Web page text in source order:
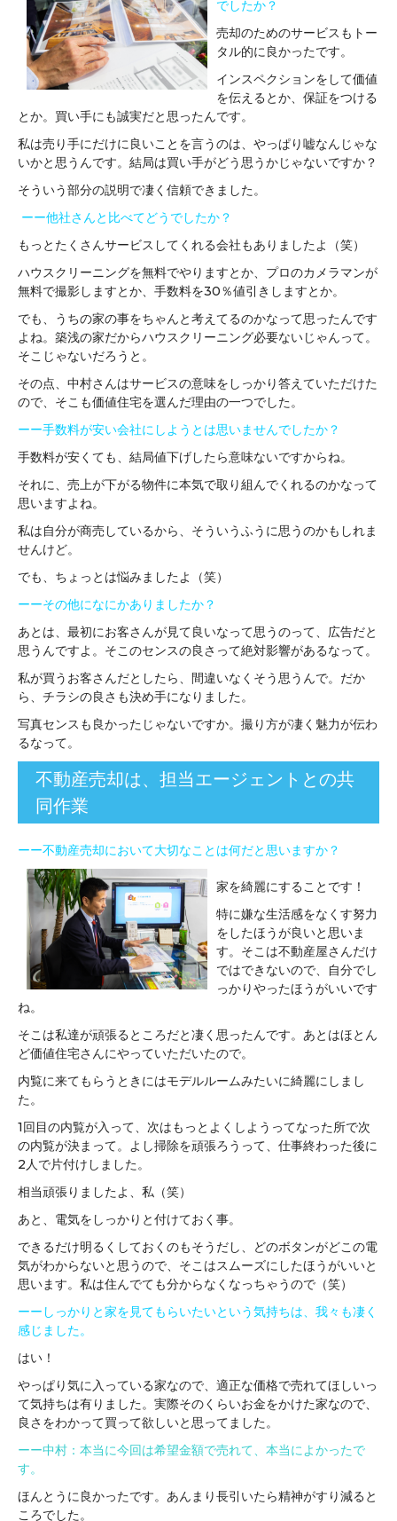
でしたか？
売却のためのサービスもトー
タル的に良かったです。
インスペクションをして価値
を伝えるとか、保証をつける
とか。買い手にも誠実だと思ったんです。
私は売り手にだけに良いことを言うのは、やっぱり嘘なんじゃな
いかと思うんです。結局は買い手がどう思うかじゃないですか？
そういう部分の説明で凄く信頼できました。
ーー他社さんと比べてどうでしたか？
もっとたくさんサービスしてくれる会社もありましたよ（笑）
ハウスクリーニングを無料でやりますとか、プロのカメラマンが
無料で撮影しますとか、手数料を30％値引きしますとか。
でも、うちの家の事をちゃんと考えてるのかなって思ったんです
よね。築浅の家だからハウスクリーニング必要ないじゃんって。
そこじゃないだろうと。
その点、中村さんはサービスの意味をしっかり答えていただけた
ので、そこも価値住宅を選んだ理由の一つでした。
ーー手数料が安い会社にしようとは思いませんでしたか？
手数料が安くても、結局値下げしたら意味ないですからね。
それに、売上が下がる物件に本気で取り組んでくれるのかなって
思いますよね。
私は自分が商売しているから、そういうふうに思うのかもしれま
せんけど。
でも、ちょっとは悩みましたよ（笑）
ーーその他になにかありましたか？
あとは、最初にお客さんが見て良いなって思うのって、広告だと
思うんですよ。そこのセンスの良さって絶対影響があるなって。
私が買うお客さんだとしたら、間違いなくそう思うんで。だか
ら、チラシの良さも決め手になりました。
写真センスも良かったじゃないですか。撮り方が凄く魅力が伝わ
るなって。
不動産売却は、担当エージェントとの共
同作業
ーー不動産売却において大切なことは何だと思いますか？
家を綺麗にすることです！
特に嫌な生活感をなくす努力
をしたほうが良いと思いま
す。そこは不動産屋さんだけ
ではできないので、自分でし
っかりやったほうがいいです
ね。
そこは私達が頑張るところだと凄く思ったんです。あとはほとん
ど価値住宅さんにやっていただいたので。
内覧に来てもらうときにはモデルルームみたいに綺麗にしまし
た。
1回目の内覧が入って、次はもっとよくしようってなった所で次
の内覧が決まって。よし掃除を頑張ろうって、仕事終わった後に
2人で片付けしました。
相当頑張りましたよ、私（笑）
あと、電気をしっかりと付けておく事。
できるだけ明るくしておくのもそうだし、どのボタンがどこの電
気がわからないと思うので、そこはスムーズにしたほうがいいと
思います。私は住んでても分からなくなっちゃうので（笑）
ーーしっかりと家を見てもらいたいという気持ちは、我々も凄く
感じました。
はい！
やっぱり気に入っている家なので、適正な価格で売れてほしいっ
て気持ちは有りました。実際そのくらいお金をかけた家なので、
良さをわかって買って欲しいと思ってました。
ーー中村：本当に今回は希望金額で売れて、本当によかったで
す。
ほんとうに良かったです。あんまり長引いたら精神がすり減ると
ころでした。